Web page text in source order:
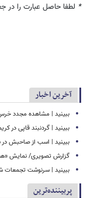
* لطفا حاصل عبارت را در
آخرین اخبار
ببینید | مشاهده مجدد
ببینید | گردنبند قاپی در
ببینید | اسب از صاحبش در
گزارش تصویری/ نمایش
ببینید | سرنوشت تجمعات
پربیننده‌ترین